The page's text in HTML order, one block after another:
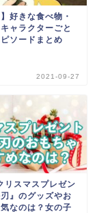
好きな食べ物・
ャラクターごと
ソードまとめ
2021-09-27
リスマスプレゼン
』のグッズやお
なのは？女の子